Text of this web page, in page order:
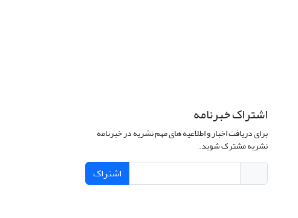
اشتراک خبرنامه
برای دریافت اخبار و اطلاعیه های مهم نشریه در خبرنامه
نشریه مشترک شوید.
اشتراک